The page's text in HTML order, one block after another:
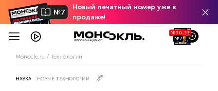
№7
Новый печатный номер уже в
продаже!
№30-33
№7
Monocle.ru Технологии
НАУКА НОВЫЕ ТЕХНОЛОГИИ